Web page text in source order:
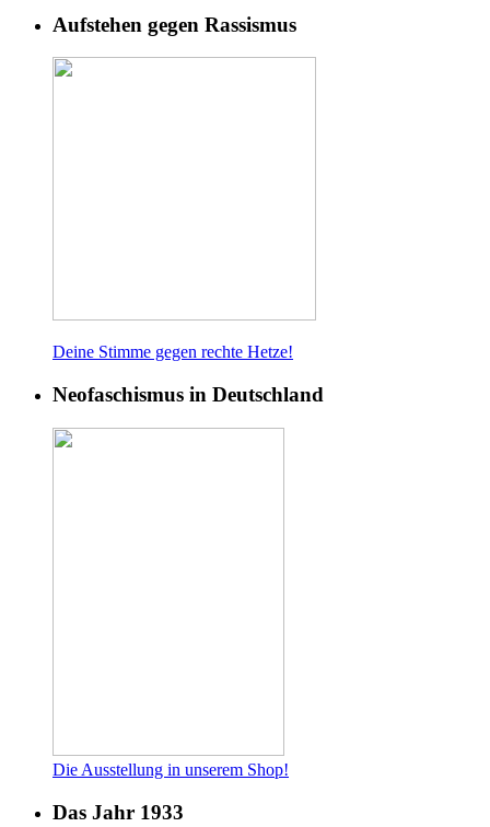
Aufstehen gegen Rassismus
Deine Stimme gegen rechte Hetze!
Neofaschismus in Deutschland
Die Ausstellung in unserem Shop!
Das Jahr 1933